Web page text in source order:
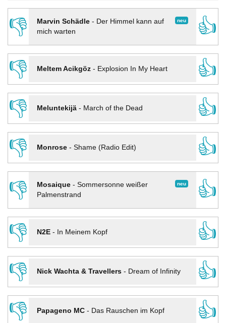
👎 neu
Marvin Schädle- Der Himmel kann auf
mich warten
👍
👎
Meltem Acikgöz- Explosion In My Heart
👍
👎
Meluntekijä- March of the Dead
👍
👎
Monrose- Shame (Radio Edit)
👍
👎
neu
Mosaique- Sommersonne weißer
Palmenstrand
👍
👎
N2E- In Meinem Kopf
👍
👎
Nick Wachta & Travellers- Dream of Infinity
👍
👎
Papageno MC- Das Rauschen im Kopf
👍